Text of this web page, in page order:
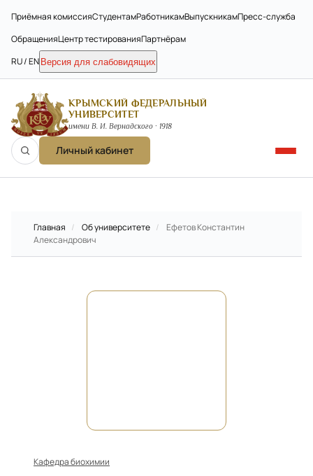
Приёмная комиссияСтудентамРаботникамВыпускникамПресс-служба
ОбращенияЦентр тестированияПартнёрам
RU / EN Версия для слабовидящих
КРЫМСКИЙ ФЕДЕРАЛЬНЫЙ
УНИВЕРСИТЕТ
имени В. И. Вернадского · 1918
Личный кабинет
Главная / Об университете /
Ефетов Константин
Александрович
Кафедра биохимии